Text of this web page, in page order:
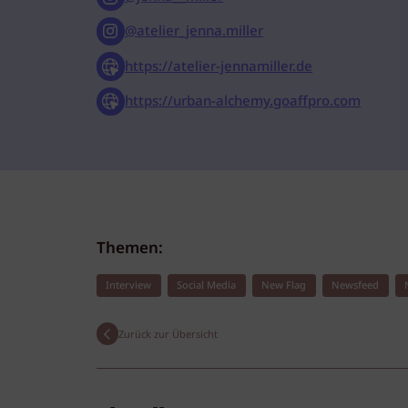
@atelier_jenna.miller
https://atelier-jennamiller.de
https://urban-alchemy.goaffpro.com
Themen:
Interview Social Media New Flag Newsfeed
Zurück zur Übersicht